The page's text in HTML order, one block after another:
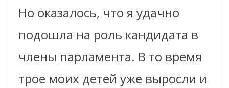
Но оказалось, что я удачно
подошла на роль кандидата в
члены парламента. В то время
трое моих детей уже выросли и